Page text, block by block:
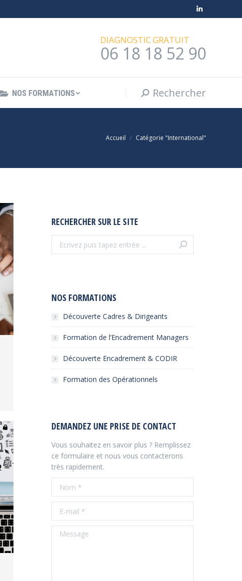
LinkedIn
in
window
DIAGNOSTIC GRATUIT
06 18 18 52 90
NOS FORMATIONS
Recherche
Rechercher
Vous êtes ici :
Accueil Catégorie "International"
RECHERCHER SUR LE SITE
NOS FORMATIONS
Découverte Cadres & Dirigeants
Formation de l’Encadrement Managers
Découverte Encadrement & CODIR
Formation des Opérationnels
DEMANDEZ UNE PRISE DE CONTACT
Vous souhaitez en savoir plus ? Remplissez
ce formulaire et nous vous contacterons
très rapidement.
Nom *
E-mail *
Message
NOS FORMATIONS Rechercher